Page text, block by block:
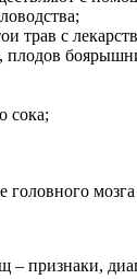
трав с
плодов
сока;
признаки,